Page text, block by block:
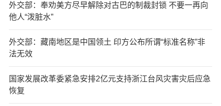
外交部：奉劝美方尽早解除对古巴的制裁封锁 不要一再向
他人“泼脏水”
外交部：藏南地区是中国领土 印方公布所谓“标准名称”非
法无效
国家发展改革委紧急安排2亿元支持浙江台风灾害灾后应急
恢复